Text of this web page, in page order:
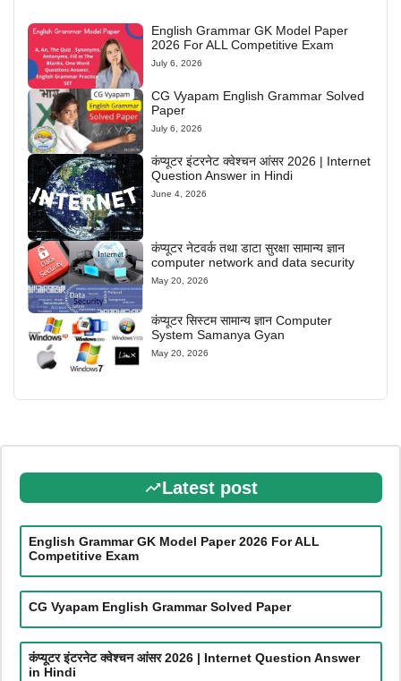
English Grammar GK Model Paper
2026 For ALL Competitive Exam
July 6, 2026
CG Vyapam English Grammar Solved
Paper
July 6, 2026
कंप्यूटर इंटरनेट क्वेश्चन आंसर 2026 | Internet
Question Answer in Hindi
June 4, 2026
कंप्यूटर नेटवर्क तथा डाटा सुरक्षा सामान्य ज्ञान
computer network and data security
May 20, 2026
कंप्यूटर सिस्टम सामान्य ज्ञान Computer
System Samanya Gyan
May 20, 2026
Latest post
English Grammar GK Model Paper 2026 For ALL
Competitive Exam
CG Vyapam English Grammar Solved Paper
कंप्यूटर इंटरनेट क्वेश्चन आंसर 2026 | Internet Question Answer
in Hindi